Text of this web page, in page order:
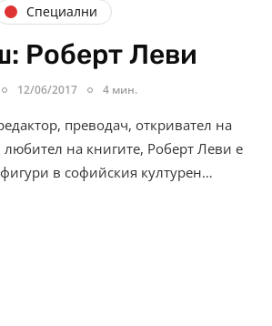
Специални
Роберт Леви
12/06/2017 4 мин.
преводач, откривател на
любител на книгите, Роберт Леви е
в софийския културен…